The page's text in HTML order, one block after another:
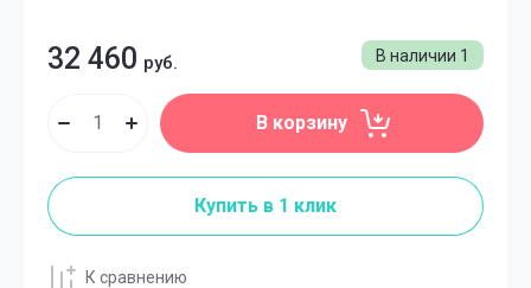
В наличии 1
32 460 руб.
В корзину
Купить в 1 клик
К сравнению